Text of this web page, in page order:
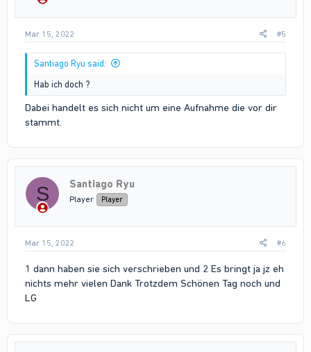
Mar 15, 2022 #5
Santiago Ryu said:
Hab ich doch ?
Dabei handelt es sich nicht um eine Aufnahme die vor dir
stammt.
S Santiago Ryu
Player Player
Mar 15, 2022 #6
1 dann haben sie sich verschrieben und 2 Es bringt ja jz eh
nichts mehr vielen Dank Trotzdem Schönen Tag noch und
LG